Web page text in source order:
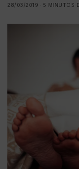
28/03/2019
5 MINUTOS